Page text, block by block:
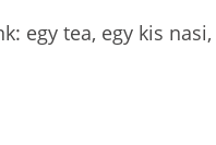
egy tea, egy kis